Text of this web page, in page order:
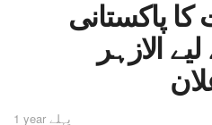
پاکستانی
الازہر
1 year پہلے